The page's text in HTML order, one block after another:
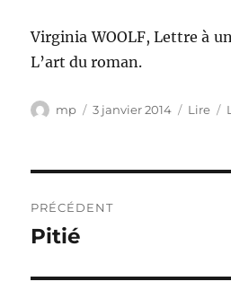
Virginia WOOLF, Lettre à
L’art du roman.
Auteur
mp
Publié
3 janvier 2014 Lire
de
PRÉCÉDENT
Publication
Pitié